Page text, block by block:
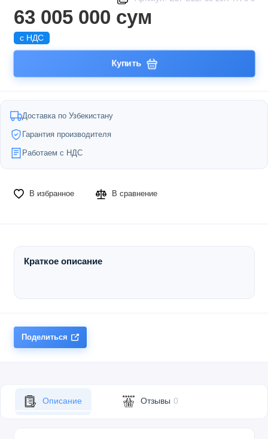
63 005 000 сум
с НДС
Купить
Доставка по Узбекистану
Гарантия производителя
Работаем с НДС
В избранное В сравнение
Краткое описание
Поделиться
Описание Отзывы 0